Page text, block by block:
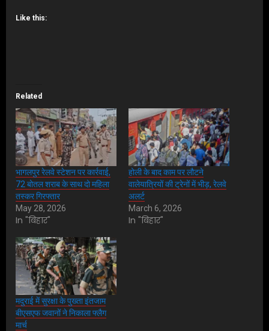
Like this:
Related
भागलपुर रेलवे स्टेशन पर कार्रवाई,
72 बोतल शराब के साथ दो महिला
तस्कर गिरफ्तार
May 28, 2026
In "बिहार"
होली के बाद काम पर लौटने
वालेयात्रियों की ट्रेनों में भीड़, रेलवे
अलर्ट
March 6, 2026
In "बिहार"
मदुराई में सुरक्षा के पुख्ता इंतजाम
बीएसएफ जवानों ने निकाला फ्लैग
मार्च